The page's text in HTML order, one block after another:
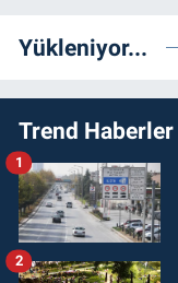
Yükleniyor...
Trend Haberler
1
2